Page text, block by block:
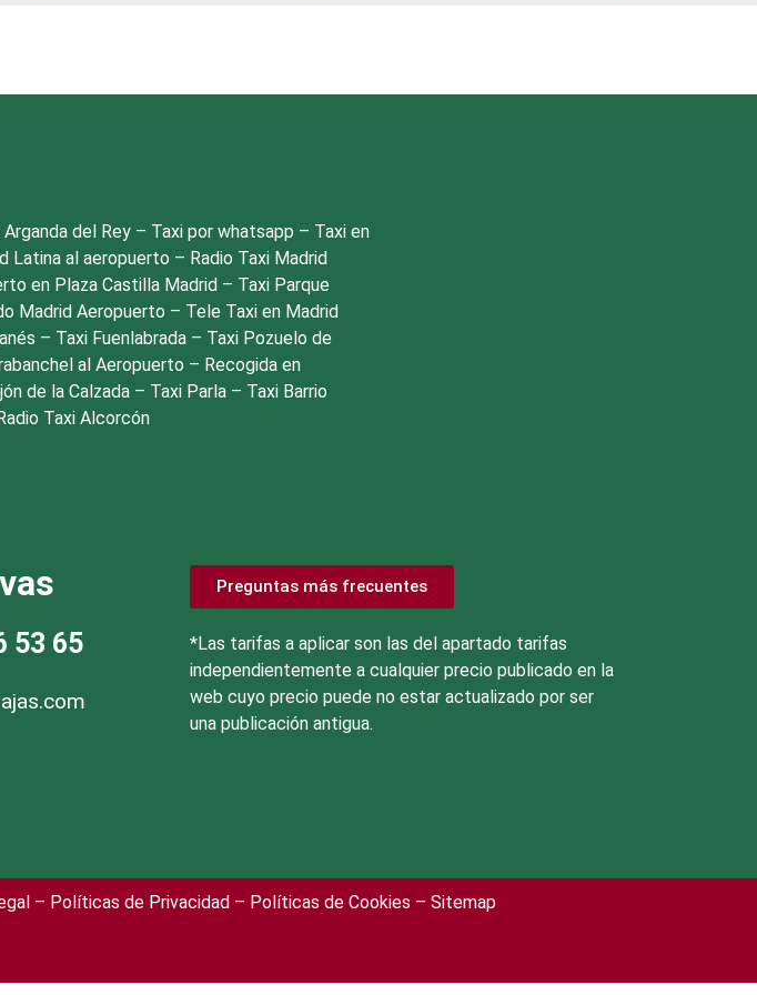
Arganda del Rey – Taxi por whatsapp – Taxi en
Latina al aeropuerto – Radio Taxi Madrid
en Plaza Castilla Madrid – Taxi Parque
Madrid Aeropuerto – Tele Taxi en Madrid
– Taxi Fuenlabrada – Taxi Pozuelo de
al Aeropuerto – Recogida en
de la Calzada – Taxi Parla – Taxi Barrio
Taxi Alcorcón
53 65
Preguntas más frecuentes
*Las tarifas a aplicar son las del apartado tarifas
independientemente a cualquier precio publicado en la
web cuyo precio puede no estar actualizado por ser
una publicación antigua.
– Políticas de Privacidad – Políticas de Cookies – Sitemap